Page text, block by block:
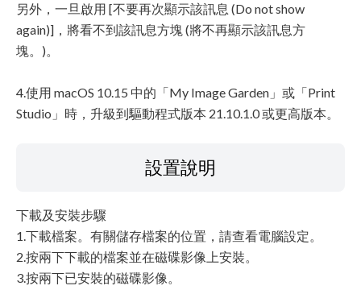
另外，一旦啟用 [不要再次顯示該訊息 (Do not show
again)]，將看不到該訊息方塊 (將不再顯示該訊息方
塊。)。
4.使用 macOS 10.15 中的「My Image Garden」或「Print
Studio」時，升級到驅動程式版本 21.10.1.0 或更高版本。
設置說明
下載及安裝步驟
1.下載檔案。有關儲存檔案的位置，請查看電腦設定。
2.按兩下下載的檔案並在磁碟影像上安裝。
3.按兩下已安裝的磁碟影像。